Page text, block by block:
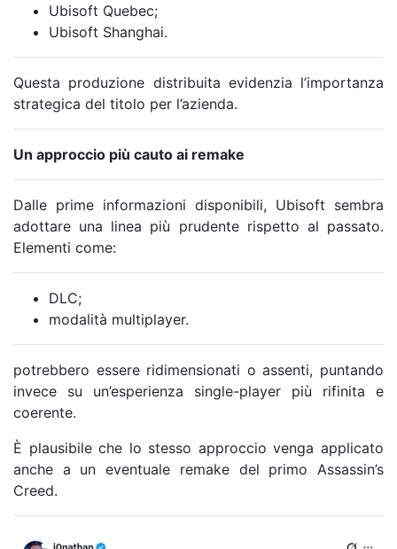
Ubisoft Quebec;
Ubisoft Shanghai.
Questa produzione distribuita evidenzia l’importanza
strategica del titolo per l’azienda.
Un approccio più cauto ai remake
Dalle prime informazioni disponibili, Ubisoft sembra
adottare una linea più prudente rispetto al passato.
Elementi come:
DLC;
modalità multiplayer.
potrebbero essere ridimensionati o assenti, puntando
invece su un’esperienza single-player più rifinita e
coerente.
È plausibile che lo stesso approccio venga applicato
anche a un eventuale remake del primo Assassin’s
Creed.